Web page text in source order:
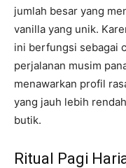
jumlah besar yang
vanilla yang unik.
ini berfungsi sebagai
perjalanan musim
menawarkan profil
yang jauh lebih
butik.
Ritual Pagi